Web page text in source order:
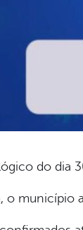
do dia
o município